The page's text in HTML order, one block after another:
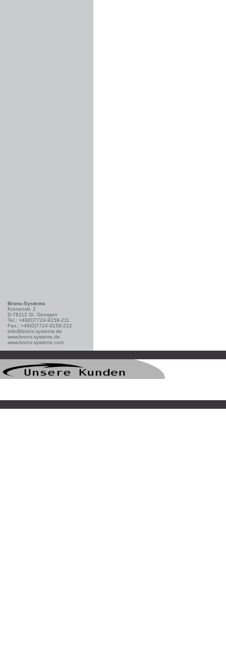
Bronx-Systems
Kronenstr. 2
D-78112 St. Georgen
Tel.: +49(0)7724-9159-211
Fax.: +49(0)7724-9159-212
info@bronx-systems.de
www.bronx-systems.de
www.bronx-systems.com